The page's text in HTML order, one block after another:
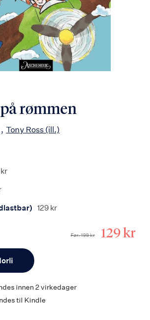
rømmen
Tony Ross (ill.)
129 kr
129 kr
Før 199 kr
innen 2 virkedager
til Kindle